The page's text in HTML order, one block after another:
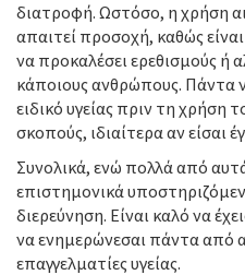
διατροφή. Ωστόσο, η χρήση
απαιτεί προσοχή, καθώς
να προκαλέσει ερεθισμούς ή
κάποιους ανθρώπους. Πάντα
ειδικό υγείας πριν τη χρήση
σκοπούς, ιδιαίτερα αν είσαι
Συνολικά, ενώ πολλά από
επιστημονικά
διερεύνηση. Είναι καλό να
να ενημερώνεσαι πάντα από
επαγγελματίες υγείας.